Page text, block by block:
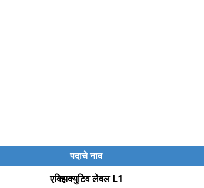
पदाचे नाव
एक्झिक्युटिव लेवल L1